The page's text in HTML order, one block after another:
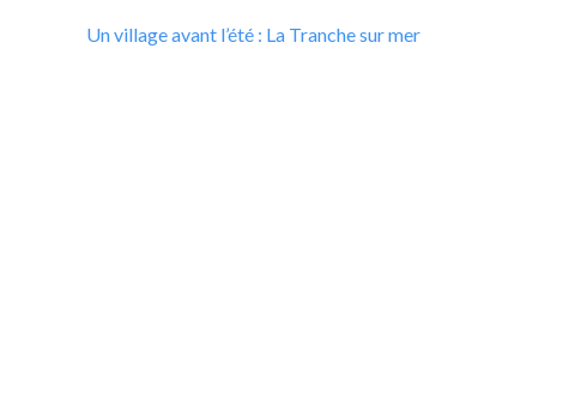
Un village avant l’été : La Tranche sur mer